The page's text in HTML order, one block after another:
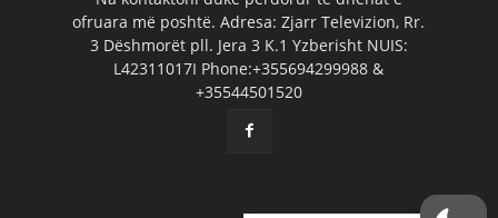
ofruara më poshtë. Adresa: Zjarr Televizion, Rr.
3 Dëshmorët pll. Jera 3 K.1 Yzberisht NUIS:
L42311017I Phone:+355694299988 &
+35544501520